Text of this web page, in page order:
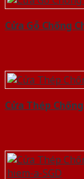
Cửa Gỗ Chống
Cửa Thép